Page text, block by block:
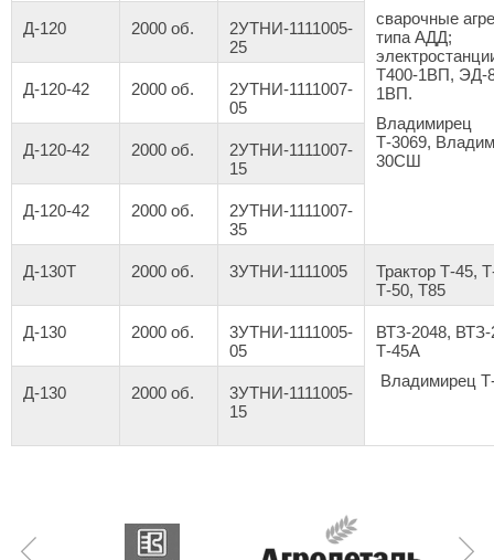
сварочные
типа АДД;
Т400-1ВП, ЭД-
1ВП.
Владимирец
Т-3069,
30СШ
Д-120 2000 об.
2УТНИ-1111005-
25
Д-120-42 2000 об.
2УТНИ-1111007-
05
Д-120-42 2000 об.
2УТНИ-1111007-
15
Д-120-42 2000 об.
2УТНИ-1111007-
35
Д-130Т 2000 об. 3УТНИ-1111005
Трактор Т-45,
Т-50, Т85
Д-130 2000 об.
3УТНИ-1111005-
05
ВТЗ-2048,
Т-45А
Владимирец
Д-130 2000 об.
3УТНИ-1111005-
15